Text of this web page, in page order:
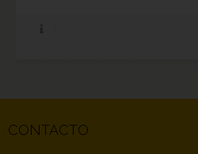
CONTACTO